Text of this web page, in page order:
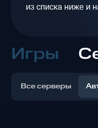
из списка ниже и
Игры
Все серверы